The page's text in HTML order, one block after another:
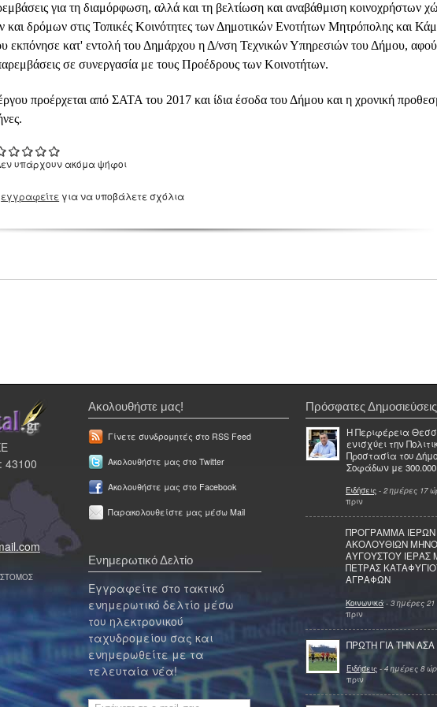
για τη διαμόρφωση, αλλά και τη βελτίωση και αναβάθμιση κοινοχρήστων
και δρόμων στις Τοπικές Κοινότητες των Δημοτικών Ενοτήτων Μητρόπολης και
εκπόνησε κατ' εντολή του Δημάρχου η Δ/νση Τεχνικών Υπηρεσιών του Δήμου, αφού
σε συνεργασία με τους Προέδρους των Κοινοτήτων.
προέρχεται από ΣΑΤΑ του 2017 και ίδια έσοδα του Δήμου και η χρονική
υπάρχουν ακόμα ψήφοι
εγγραφείτε για να υποβάλετε σχόλια
Ακολουθήστε μας!
Γίνετε συνδρομητές στο RSS Feed
Ακολουθήστε μας στο Twitter
Ακολουθήστε μας στο Facebook
Παρακολουθείστε μας μέσω Mail
Ενημερωτικό Δελτίο
Εγγραφείτε στο τακτικό
ενημερωτικό δελτίο μέσω
του ηλεκτρονικού
ταχυδρομείου σας και
ενημερωθείτε με τα
τελευταία νέα!
Πρόσφατες Δημοσιεύσεις
Η Περιφέρεια
ενισχύει την
Προστασία του
Σοφάδων με
Ειδήσεις - 2 ημέρες 17
πριν
ΠΡΟΓΡΑΜΜΑ ΙΕΡΩΝ
ΑΚΟΛΟΥΘΙΩΝ
ΑΥΓΟΥΣΤΟΥ ΙΕΡΑΣ
ΠΕΤΡΑΣ
ΑΓΡΑΦΩΝ
Κοινωνικά - 3 ημέρες
πριν
ΠΡΩΤΗ ΓΙΑ ΤΗΝ ΑΣΑ
Ειδήσεις - 4 ημέρες 8
πριν